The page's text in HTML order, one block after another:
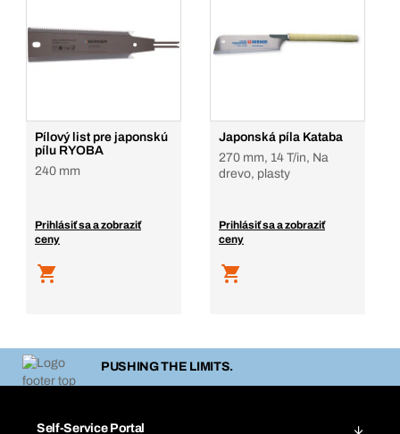
Pílový list pre japonskú
pílu RYOBA
240 mm
Prihlásiť sa a zobraziť
ceny
Japonská píla Kataba
270 mm, 14 T/in, Na
drevo, plasty
Prihlásiť sa a zobraziť
ceny
PUSHING THE LIMITS.
Self-Service Portal